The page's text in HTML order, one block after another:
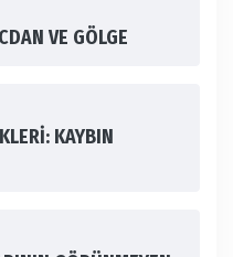
VE GÖLGE
KAYBIN